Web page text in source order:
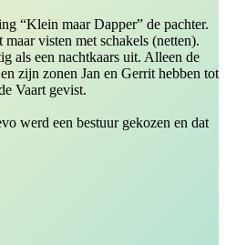
“Klein maar Dapper” de pachter.
visten met schakels (netten).
als een nachtkaars uit. Alleen de
zijn zonen Jan en Gerrit hebben tot
Vaart gevist.
werd een bestuur gekozen en dat